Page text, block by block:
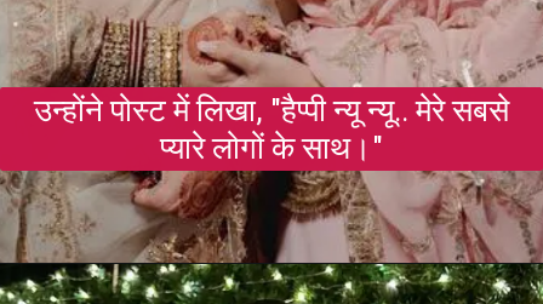
उन्होंने पोस्ट में लिखा, "हैप्पी न्यू न्यू.. मेरे सबसे
प्यारे लोगों के साथ।"